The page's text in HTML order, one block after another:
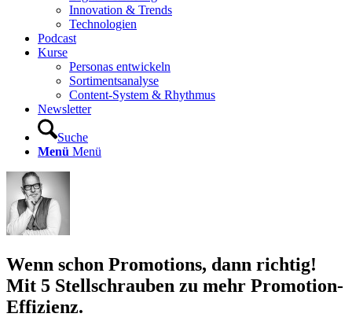
Innovation & Trends
Technologien
Podcast
Kurse
Personas entwickeln
Sortimentsanalyse
Content-System & Rhythmus
Newsletter
Suche
Menü Menü
Wenn schon Promotions, dann richtig!
Mit 5 Stellschrauben zu mehr Promotion-
Effizienz.